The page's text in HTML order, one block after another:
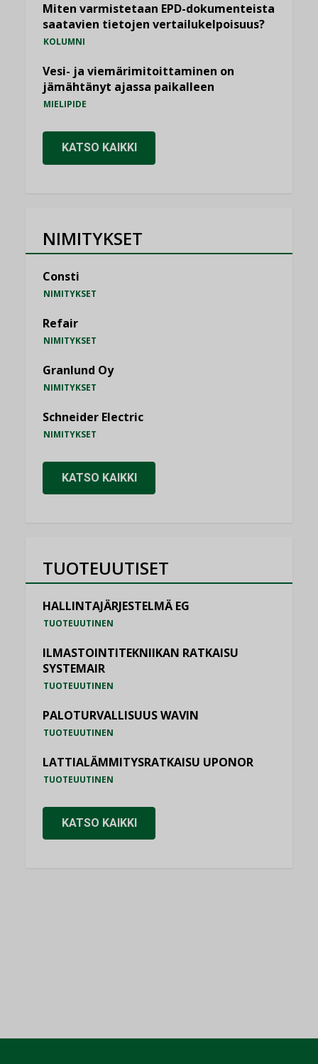
Miten varmistetaan EPD-dokumenteista
saatavien tietojen vertailukelpoisuus?
KOLUMNI
Vesi- ja viemärimitoittaminen on
jämähtänyt ajassa paikalleen
MIELIPIDE
KATSO KAIKKI
NIMITYKSET
Consti
NIMITYKSET
Refair
NIMITYKSET
Granlund Oy
NIMITYKSET
Schneider Electric
NIMITYKSET
KATSO KAIKKI
TUOTEUUTISET
HALLINTAJÄRJESTELMÄ EG
TUOTEUUTINEN
ILMASTOINTITEKNIIKAN RATKAISU
SYSTEMAIR
TUOTEUUTINEN
PALOTURVALLISUUS WAVIN
TUOTEUUTINEN
LATTIALÄMMITYSRATKAISU UPONOR
TUOTEUUTINEN
KATSO KAIKKI